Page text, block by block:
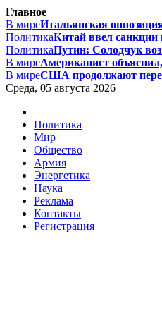
Главное
В миреИтальянская
ПолитикаКитай ввел санкции
ПолитикаПутин: Солодчук
В миреАмериканист
В миреСША продолжают
Среда, 05 августа 2026
Политика
Мир
Общество
Армия
Энергетика
Наука
Реклама
Контакты
Регистрация